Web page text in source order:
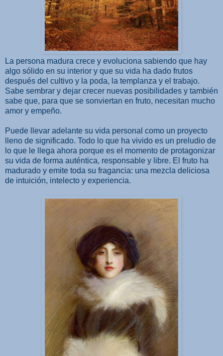
La persona madura crece y evoluciona sabiendo que hay
algo sólido en su interior y que su vida ha dado frutos
después del cultivo y la poda, la templanza y el trabajo.
Sabe sembrar y dejar crecer nuevas posibilidades y también
sabe que, para que se sonviertan en fruto, necesitan mucho
amor y empeño.
Puede llevar adelante su vida personal como un proyecto
lleno de significado. Todo lo que ha vivido es un preludio de
lo que le llega ahora porque es el momento de protagonizar
su vida de forma auténtica, responsable y libre. El fruto ha
madurado y emite toda su fragancia: una mezcla deliciosa
de intuición, intelecto y experiencia.